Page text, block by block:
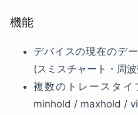
機能
デバイスの現在のデ
(スミスチャート・周
複数のトレースタ
minhold / maxhold /